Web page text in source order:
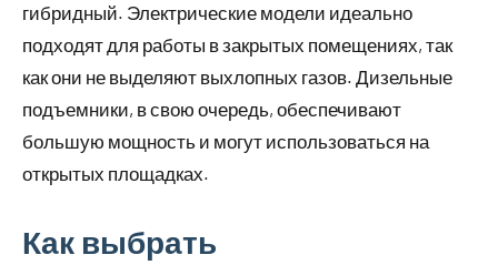
гибридный. Электрические модели идеально
подходят для работы в закрытых помещениях, так
как они не выделяют выхлопных газов. Дизельные
подъемники, в свою очередь, обеспечивают
большую мощность и могут использоваться на
открытых площадках.
Как выбрать